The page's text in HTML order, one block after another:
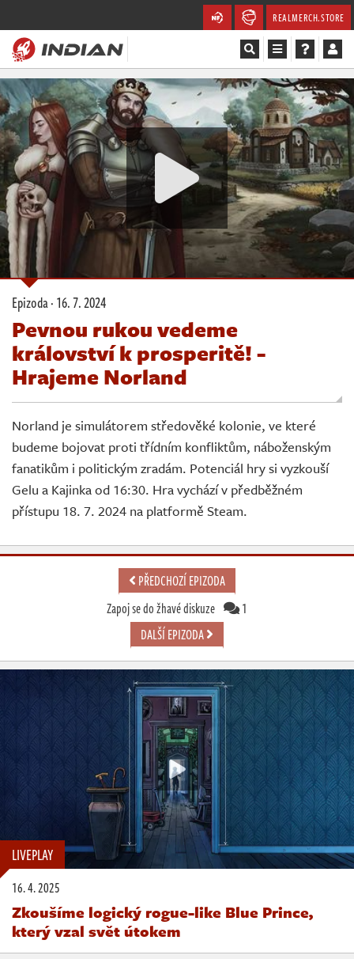
REALMERCH.STORE
Magazín
Recenze
Videa
Soutěže
Databáze
Komunita
Redakce
Živě
Epizoda ·16. 7. 2024
Pevnou rukou vedeme
království k prosperitě! -
Hrajeme Norland
Norland je simulátorem středověké kolonie, ve které
budeme bojovat proti třídním konfliktům, náboženským
fanatikům i politickým zradám. Potenciál hry si vyzkouší
Gelu a Kajinka od 16:30. Hra vychází v předběžném
přístupu 18. 7. 2024 na platformě Steam.
PŘEDCHOZÍ EPIZODA
Zapoj se do žhavé diskuze
1
DALŠÍ EPIZODA
LIVEPLAY
16. 4. 2025
Zkoušíme logický rogue-like Blue Prince,
který vzal svět útokem